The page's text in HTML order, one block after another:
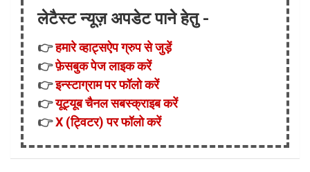
लेटैस्ट न्यूज़ अपडेट पाने हेतु -
👉हमारे व्हाट्सऐप ग्रुप से जुड़ें
👉फ़ेसबुक पेज लाइक करें
👉इन्स्टाग्राम पर फॉलो करें
👉यूट्यूब चैनल सबस्क्राइब करें
👉X (ट्विटर) पर फॉलो करें